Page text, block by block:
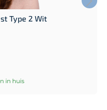
Type 2 Wit
in huis